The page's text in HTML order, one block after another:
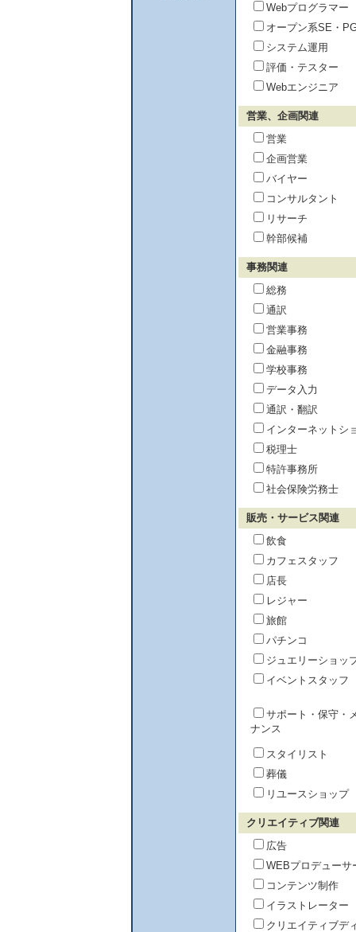
Webプログラマー
オープン系SE・
システム運用
評価・テスター
Webエンジニア
営業、企画関連
営業
企画営業
バイヤー
コンサルタント
リサーチ
幹部候補
事務関連
総務
通訳
営業事務
金融事務
学校事務
データ入力
通訳・翻訳
インターネットシ
税理士
特許事務所
社会保険労務士
販売・サービス関連
飲食
カフェスタッフ
店長
レジャー
旅館
パチンコ
ジュエリーショッ
イベントスタッフ
サポート・保守・
ナンス
スタイリスト
葬儀
リユースショップ
クリエイティブ関連
広告
WEBプロデューサ
コンテンツ制作
イラストレーター
クリエイティブデ